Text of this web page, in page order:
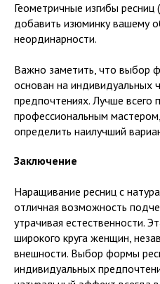
Геометричные изгибы ресниц
добавить изюминку вашему
неординарности.
Важно заметить, что выбор
основан на индивидуальных
предпочтениях. Лучше всего
профессиональным
определить наилучший
Заключение
Наращивание ресниц с
отличная возможность
утрачивая естественности.
широкого круга женщин,
внешности. Выбор формы
индивидуальных